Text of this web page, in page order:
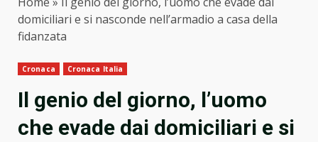
domiciliari e si nasconde nell’armadio a casa della
fidanzata
Cronaca Cronaca Italia
Il genio del giorno, l’uomo
che evade dai domiciliari e si